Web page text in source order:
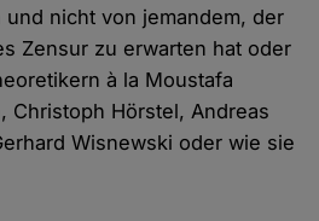
nicht von jemandem, der
Zensur zu erwarten hat oder
à la Moustafa
Christoph Hörstel, Andreas
Wisnewski oder wie sie